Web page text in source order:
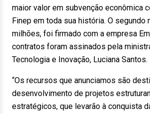
maior valor em subvenção econômica
Finep em toda sua história. O segundo
milhões, foi firmado com a empresa
contratos foram assinados pela
Tecnologia e Inovação, Luciana Santos.
“Os recursos que anunciamos são
desenvolvimento de projetos
estratégicos, que levarão à conquista